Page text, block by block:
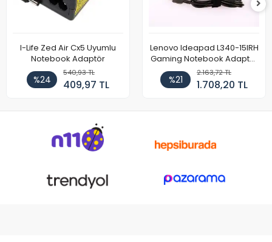
I-Life Zed Air Cx5 Uyumlu
Notebook Adaptör
%24
540,93 TL
409,97 TL
Lenovo Ideapad L340-15IRH
Gaming Notebook Adaptör
Cihazı Şarj Aleti (150W)
%21
2.163,72 TL
1.708,20 TL